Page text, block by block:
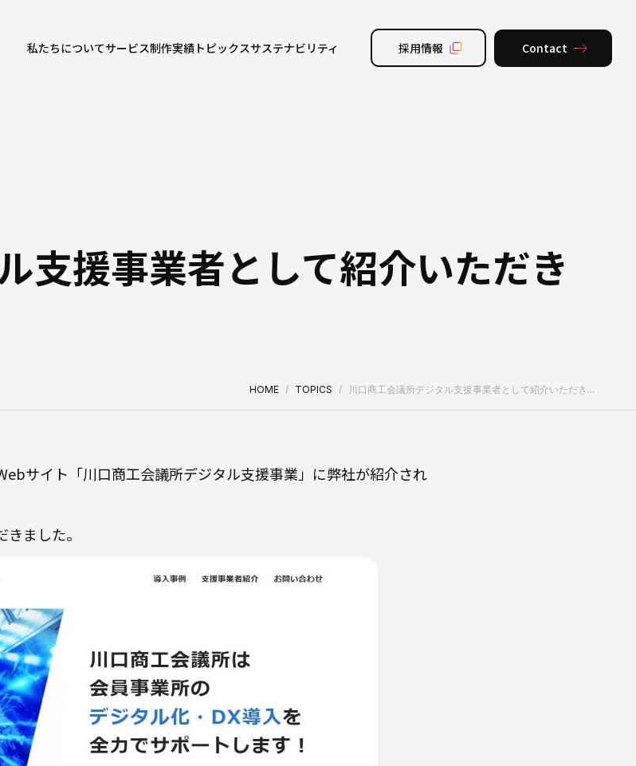
私たちについてサービス制作実績 トピックスサステナビリティ 採用情報 Contact
支援事業者として紹介いただき
HOME TOPICS 川口商工会議所デジタル支援事業者として紹介いただき...
サイト「川口商工会議所デジタル支援事業」に弊社が紹介され
ました。